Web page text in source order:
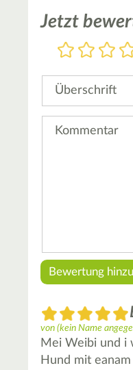
Jetzt
4
3
2
1
Überschrift
von (kein Name
Mei Weibi und i
Hund mit